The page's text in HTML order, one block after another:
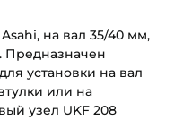
на вал 35/40 мм,
Предназначен
установки на вал
или на
узел UKF 208